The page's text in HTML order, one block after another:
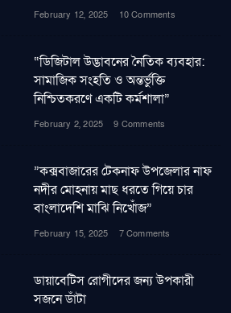
February 12, 2025 10 Comments
“ডিজিটাল উদ্ভাবনের নৈতিক ব্যবহার:
সামাজিক সংহতি ও অন্তর্ভুক্তি
নিশ্চিতকরণে একটি কর্মশালা”
February 2, 2025 9 Comments
”কক্সবাজারের টেকনাফ উপজেলার নাফ
নদীর মোহনায় মাছ ধরতে গিয়ে চার
বাংলাদেশি মাঝি নিখোঁজ”
February 15, 2025 7 Comments
ডায়াবেটিস রোগীদের জন্য উপকারী
সজনে ডাঁটা